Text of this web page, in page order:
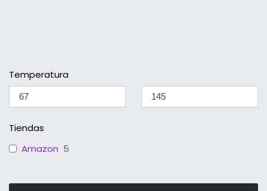
Temperatura
Tiendas
Amazon 5